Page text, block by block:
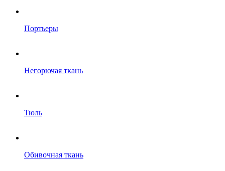
Портьеры
Негорючая ткань
Тюль
Обивочная ткань